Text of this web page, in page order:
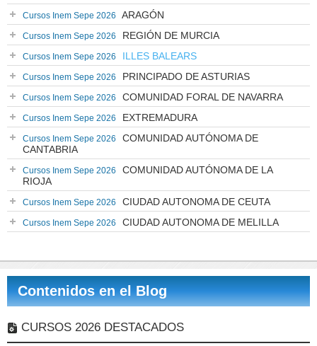
Cursos Inem Sepe 2026 ARAGÓN
Cursos Inem Sepe 2026 REGIÓN DE MURCIA
Cursos Inem Sepe 2026 ILLES BALEARS
Cursos Inem Sepe 2026 PRINCIPADO DE ASTURIAS
Cursos Inem Sepe 2026 COMUNIDAD FORAL DE NAVARRA
Cursos Inem Sepe 2026 EXTREMADURA
Cursos Inem Sepe 2026
COMUNIDAD AUTÓNOMA DE
CANTABRIA
Cursos Inem Sepe 2026
COMUNIDAD AUTÓNOMA DE LA
RIOJA
Cursos Inem Sepe 2026 CIUDAD AUTONOMA DE CEUTA
Cursos Inem Sepe 2026 CIUDAD AUTONOMA DE MELILLA
Contenidos en el Blog
CURSOS 2026 DESTACADOS